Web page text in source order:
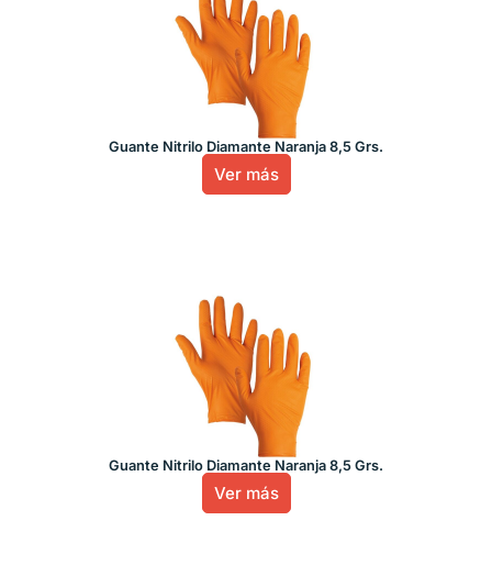
Guante Nitrilo Diamante Naranja 8,5 Grs.
Ver más
Guante Nitrilo Diamante Naranja 8,5 Grs.
Ver más